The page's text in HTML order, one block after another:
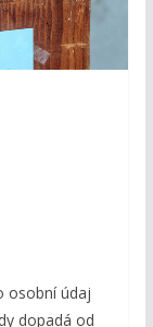
osobní údaj
dopadá od